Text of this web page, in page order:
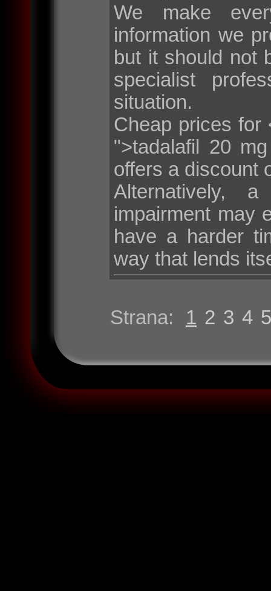
We make
information we
but it should not
specialist
situation.
Cheap prices for
">tadalafil 20
offers a discount
Alternatively,
impairment may
have a harder
way that lends
Strana: 1 2 3 4 5